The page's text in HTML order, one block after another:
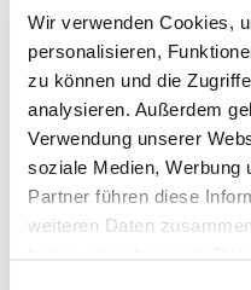
Wir verwenden Cookies,
personalisieren,
zu können und die
analysieren. Außerdem
Verwendung unserer
soziale Medien, Werbung
Partner führen diese
weiteren Daten
Themen einzutauchen.
Thomas Brägger,
der Geschäftsleitung der
das Publikum konnte sich
Finanzexperten direkt
Gästen wertvolle Impulse
Austausch. Beim
Teilnehmenden zudem die
Themen weiter zu